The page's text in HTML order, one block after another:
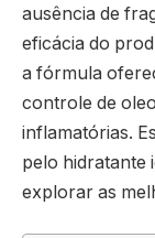
ausência de
eficácia do
a fórmula
controle de
inflamatórias.
pelo hidratante
explorar as